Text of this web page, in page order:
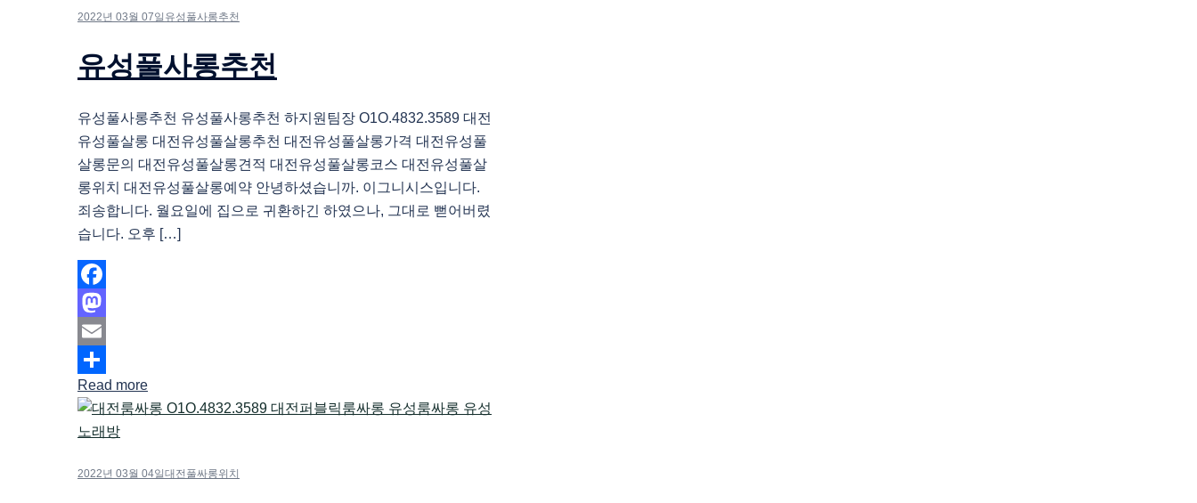
2022년 03월 07일 유성풀사롱추천
유성풀사롱추천
유성풀사롱추천 유성풀사롱추천 하지원팀장 O1O.4832.3589 대전
유성풀살롱 대전유성풀살롱추천 대전유성풀살롱가격 대전유성풀
살롱문의 대전유성풀살롱견적 대전유성풀살롱코스 대전유성풀살
롱위치 대전유성풀살롱예약 안녕하셨습니까. 이그니시스입니다.
죄송합니다. 월요일에 집으로 귀환하긴 하였으나, 그대로 뻗어버렸
습니다. 오후 […]
Facebook
Mastodon
Email
Share
Read more
2022년 03월 04일 대전풀싸롱위치